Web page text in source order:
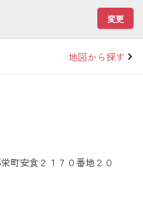
変更
地図から探す
町安食２１７０番地２０